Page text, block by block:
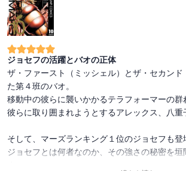
ジョセフの活躍とバオの正体
ザ・ファースト（ミッシェル）とザ・セカンド
た第４班のバオ。
移動中の彼らに襲いかかるテラフォーマーの群
彼らに取り囲まれようとするアレックス、八重
そして、マーズランキング１位のジョセフも登
ジョセフとは何者なのか、その強さの秘密を垣